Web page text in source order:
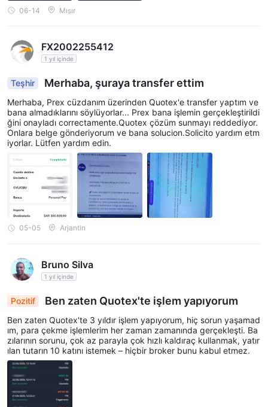
06-14 Mısır
FX2002255412
1 yıl içinde
Teşhir Merhaba, şuraya transfer ettim
Merhaba, Prex cüzdanım üzerinden Quotex'e transfer yaptım ve
bana almadıklarını söylüyorlar... Prex bana işlemin gerçekleştirildi
ğini onayladı correctamente.Quotex çözüm sunmayı reddediyor.
Onlara belge gönderiyorum ve bana solucion.Solicito yardım etm
iyorlar. Lütfen yardım edin.
05-05 Arjantin
Bruno Silva
1 yıl içinde
Pozitif Ben zaten Quotex'te işlem yapıyorum
Ben zaten Quotex'te 3 yıldır işlem yapıyorum, hiç sorun yaşamad
ım, para çekme işlemlerim her zaman zamanında gerçekleşti. Ba
zılarının sorunu, çok az parayla çok hızlı kaldıraç kullanmak, yatır
ılan tutarın 10 katını istemek – hiçbir broker bunu kabul etmez.